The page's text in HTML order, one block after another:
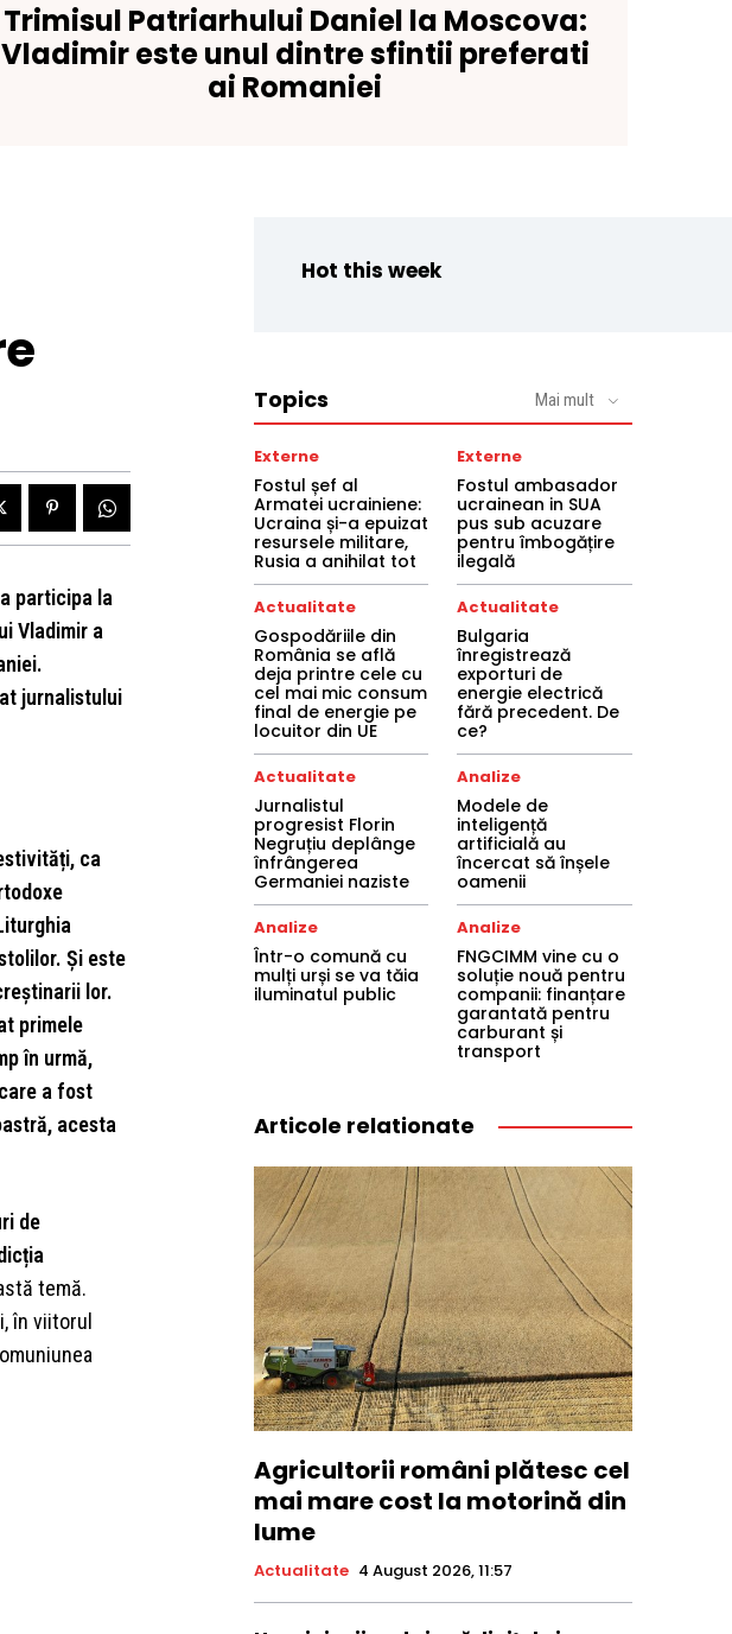
Trimisul Patriarhului Daniel la Moscova:
Vladimir este unul dintre sfintii preferati
ai Romaniei